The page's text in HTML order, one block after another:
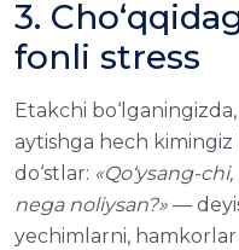
3.
fonli stress
Etakchi
aytishga hech kimingiz
do‘stlar: «Qo‘ysang-
nega noliysan?» —
yechimlarni,